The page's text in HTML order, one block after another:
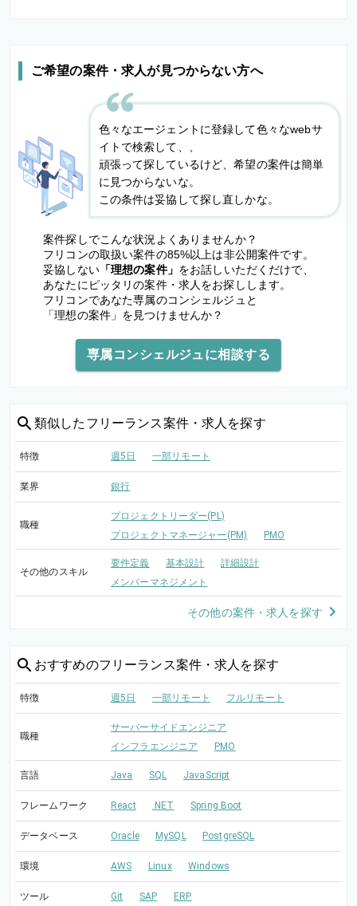
ご希望の案件・求人が見つからない方へ
色々なエージェントに登録して色々なwebサ
イトで検索して、、
頑張って探しているけど、希望の案件は簡単
に見つからないな。
この条件は妥協して探し直しかな。
案件探しでこんな状況よくありませんか？
フリコンの取扱い案件の85%以上は非公開案件です。
妥協しない「理想の案件」 をお話しいただくだけで、
あなたにピッタリの案件・求人をお探しします。
フリコンであなた専属のコンシェルジュと
「理想の案件」を見つけませんか？
専属コンシェルジュに相談する
類似した フリーランス案件・求人を探す
特徴 週5日 一部リモート
業界 銀行
職種
プロジェクトリーダー(PL)
プロジェクトマネージャー(PM)
PMO
その他のスキル
要件定義 基本設計
詳細設計
メンバーマネジメント
その他の案件・求人を探す
おすすめのフリーランス案件・求人を探す
特徴 週5日 一部リモート フルリモート
職種
サーバーサイドエンジニア
インフラエンジニア
PMO
言語 Java SQL JavaScript
フレームワーク React .NET Spring Boot
データベース Oracle MySQL PostgreSQL
環境 AWS Linux Windows
ツール Git SAP ERP